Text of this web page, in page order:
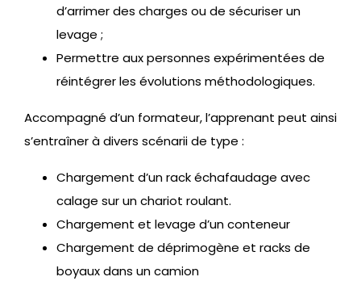
d’arrimer des charges ou de sécuriser un
levage ;
Permettre aux personnes expérimentées de
réintégrer les évolutions méthodologiques.
Accompagné d’un formateur, l’apprenant peut ainsi
s’entraîner à divers scénarii de type :
Chargement d’un rack échafaudage avec
calage sur un chariot roulant.
Chargement et levage d’un conteneur
Chargement de déprimogène et racks de
boyaux dans un camion